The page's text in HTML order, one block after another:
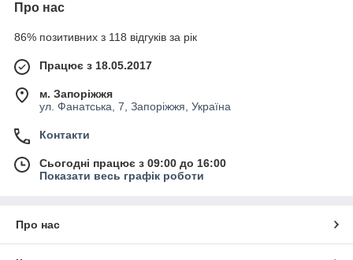
Про нас
86% позитивних з 118 відгуків за рік
Працює з 18.05.2017
м. Запоріжжя
ул. Фанатська, 7, Запоріжжя, Україна
Контакти
Сьогодні працює з 09:00 до 16:00
Показати весь графік роботи
Про нас